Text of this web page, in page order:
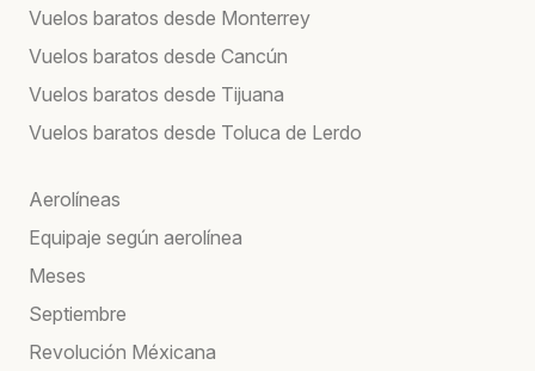
Vuelos baratos desde Monterrey
Vuelos baratos desde Cancún
Vuelos baratos desde Tijuana
Vuelos baratos desde Toluca de Lerdo
Aerolíneas
Equipaje según aerolínea
Meses
Septiembre
Revolución Méxicana